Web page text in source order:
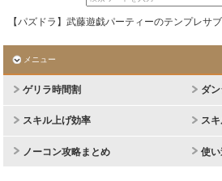
【パズドラ】武藤遊戯パーティーのテンプレサ
メニュー
ゲリラ時間割 ダ
スキル上げ効率 ス
ノーコン攻略まとめ 使